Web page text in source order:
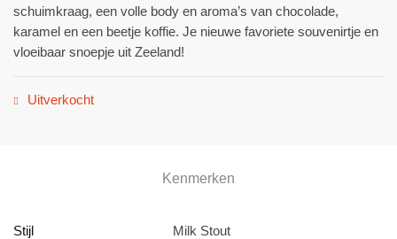
schuimkraag, een volle body en aroma’s van chocolade,
karamel en een beetje koffie. Je nieuwe favoriete souvenirtje en
vloeibaar snoepje uit Zeeland!
Uitverkocht
Kenmerken
Stijl Milk Stout